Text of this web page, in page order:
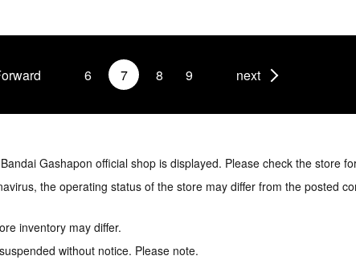
6 7 8 9 next
Gashapon official shop is displayed. Please check the store
the operating status of the store may differ from the posted
inventory may differ.
without notice. Please note.